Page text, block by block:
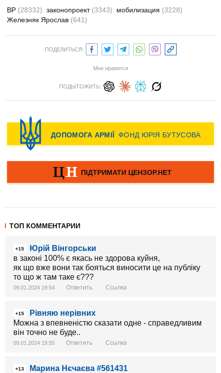
ВР (28332) законопроект (3343) мобилизация (3228)
Железняк Ярослав (641)
ПОДЕЛИТЬСЯ:
Мне нравится
ПОДЫТОЖИТЬ:
ТОП КОММЕНТАРИИ
+15
Юрій Вінгорськи
в законі 100% є якась не здорова куйня,
як що вже вони так бояться виносити це на публіку
то що ж там таке є???
09.01.2024 19:54 Ответить Ссылка
+15
Рівняю нерівних
Можна з впевненістю сказати одне - справедливим
він точно не буде..
09.01.2024 19:55 Ответить Ссылка
+13
Марина Нєчаєва #561431